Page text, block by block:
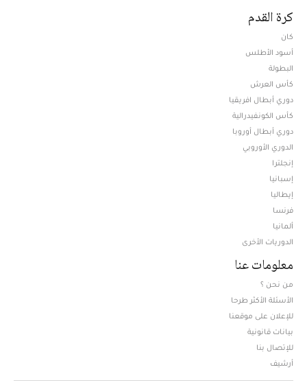
كرة القدم
كان
أسود الأطلس
البطولة
كأس العرش
دوري أبطال افريقيا
كأس الكونفيدرالية
دوري أبطال أوروبا
الدوري الأوروبي
إنجلترا
إسبانيا
إيطاليا
فرنسا
ألمانيا
الدوريات الأخرى
معلومات عنا
من نحن ؟
الأسئلة الأكثر طرحا
للإعلان على موقعنا
بيانات قانونية
للإتصال بنا
أرشيف